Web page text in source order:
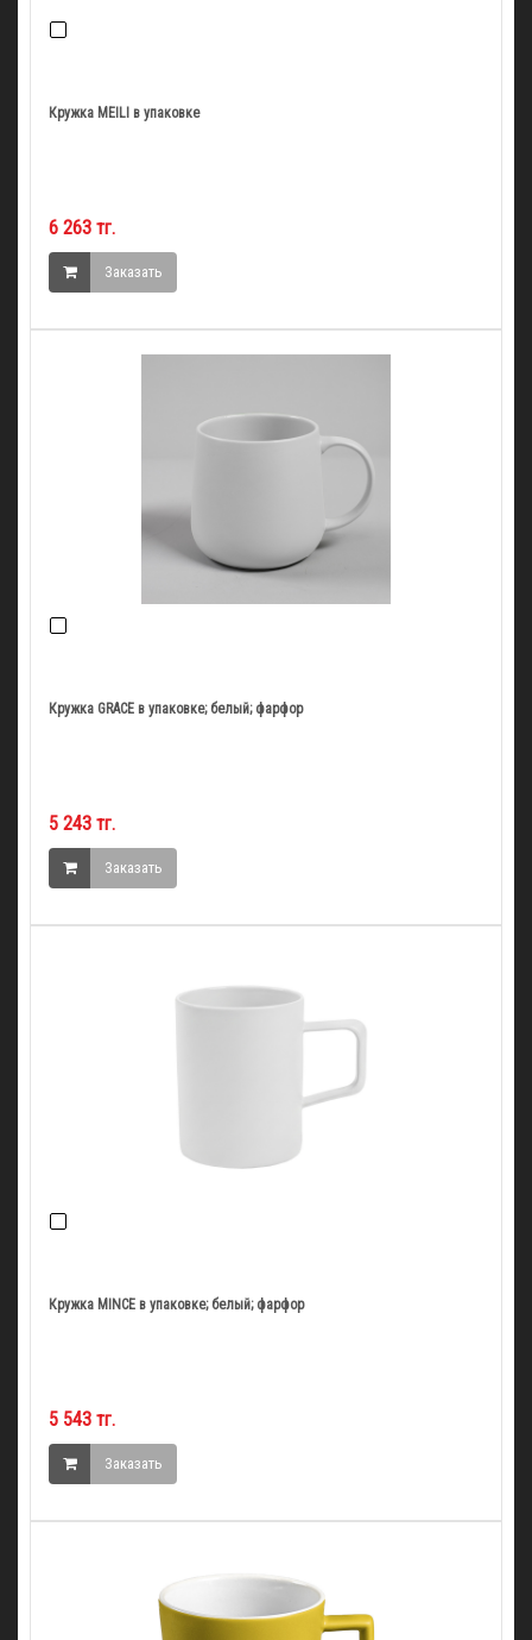
Кружка MEILI в упаковке
6 263 тг.
Заказать
Кружка GRACE в упаковке; белый; фарфор
5 243 тг.
Заказать
Кружка MINCE в упаковке; белый; фарфор
5 543 тг.
Заказать